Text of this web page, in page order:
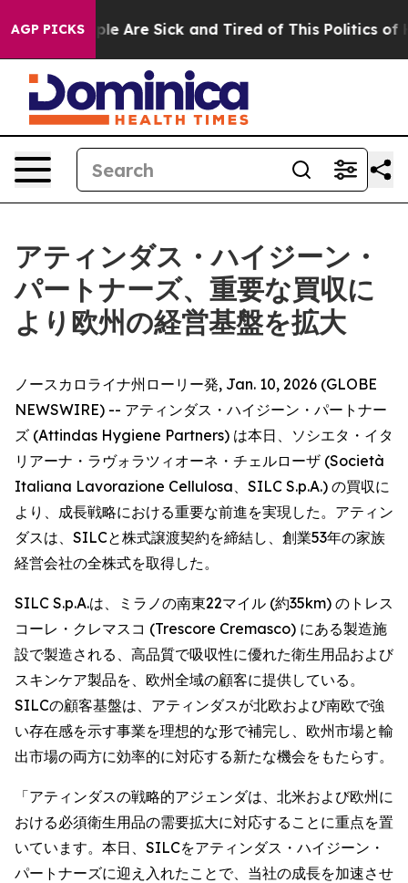
AGP PICKS
“People Are Sick and Tired of This Politics of
アティンダス・ハイジーン・
パートナーズ、重要な買収に
より欧州の経営基盤を拡大
ノースカロライナ州ローリー発, Jan. 10, 2026 (GLOBE
NEWSWIRE) -- アティンダス・ハイジーン・パートナー
ズ (Attindas Hygiene Partners) は本日、ソシエタ・イタ
リアーナ・ラヴォラツィオーネ・チェルローザ (Società
Italiana Lavorazione Cellulosa、SILC S.p.A.) の買収に
より、成長戦略における重要な前進を実現した。アティン
ダスは、SILCと株式譲渡契約を締結し、創業53年の家族
経営会社の全株式を取得した。
SILC S.p.A.は、ミラノの南東22マイル (約35km) のトレス
コーレ・クレマスコ (Trescore Cremasco) にある製造施
設で製造される、高品質で吸収性に優れた衛生用品および
スキンケア製品を、欧州全域の顧客に提供している。
SILCの顧客基盤は、アティンダスが北欧および南欧で強
い存在感を示す事業を理想的な形で補完し、欧州市場と輸
出市場の両方に効率的に対応する新たな機会をもたらす。
「アティンダスの戦略的アジェンダは、北米および欧州に
おける必須衛生用品の需要拡大に対応することに重点を置
いています。本日、SILCをアティンダス・ハイジーン・
パートナーズに迎え入れたことで、当社の成長を加速させ